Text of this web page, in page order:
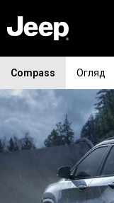
Compass Огляд